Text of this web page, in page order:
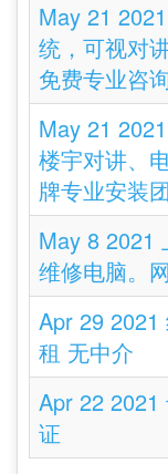
May 21
统，可视对
免费专业咨
May 21
楼宇对讲、
牌专业安装团
May 8 2021
维修电脑。
Apr 29 2021
租 无中介
Apr 22 2021
证